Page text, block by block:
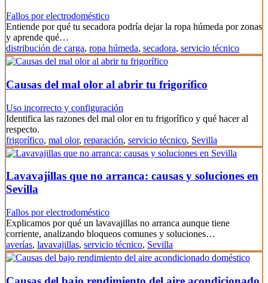
Fallos por electrodoméstico
Entiende por qué tu secadora podría dejar la ropa húmeda por zonas
y aprende qué…
distribución de carga, ropa húmeda, secadora, servicio técnico
Causas del mal olor al abrir tu frigorífico
Uso incorrecto y configuración
Identifica las razones del mal olor en tu frigorífico y qué hacer al
respecto.
frigorífico, mal olor, reparación, servicio técnico, Sevilla
Lavavajillas que no arranca: causas y soluciones en
Sevilla
Fallos por electrodoméstico
Explicamos por qué un lavavajillas no arranca aunque tiene
corriente, analizando bloqueos comunes y soluciones…
averías, lavavajillas, servicio técnico, Sevilla